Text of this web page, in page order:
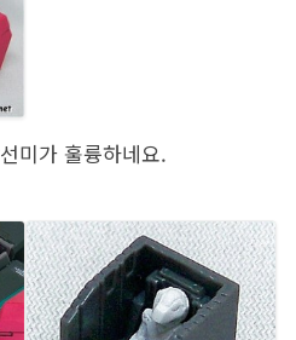
미가 훌륭하네요.